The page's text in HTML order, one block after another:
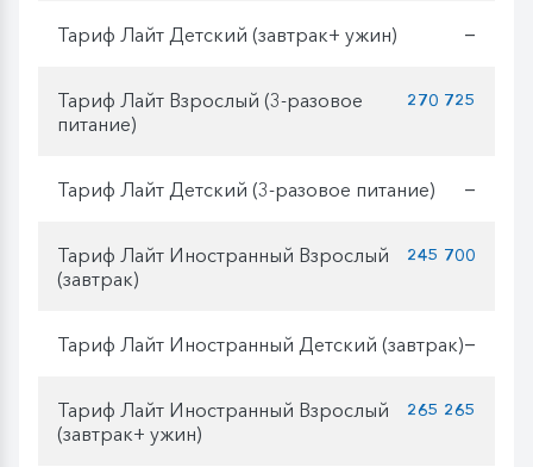
Тариф Лайт Детский (завтрак+ ужин) —
Тариф Лайт Взрослый (3-разовое
питание)
270 725
Тариф Лайт Детский (3-разовое питание) —
Тариф Лайт Иностранный Взрослый
(завтрак)
245 700
Тариф Лайт Иностранный Детский (завтрак)—
Тариф Лайт Иностранный Взрослый
(завтрак+ ужин)
265 265